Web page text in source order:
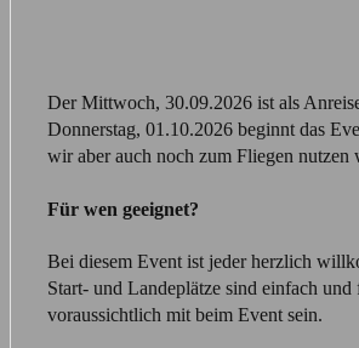
Der Mittwoch, 30.09.2026 ist als
Donnerstag, 01.10.2026 beginnt das
wir aber auch noch zum Fliegen nutzen
Für wen geeignet?
Bei diesem Event ist jeder herzlich
Start- und Landeplätze sind einfach
voraussichtlich mit beim Event sein.